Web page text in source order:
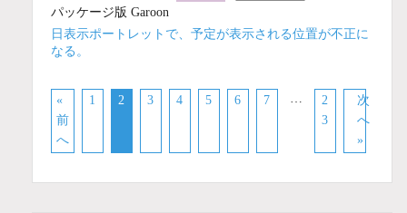
パッケージ版 Garoon
日表示ポートレットで、予定が表示される位置が不正に
なる。
«
前
へ
1 2 3 4 5 6 7
2
3
次
へ
»